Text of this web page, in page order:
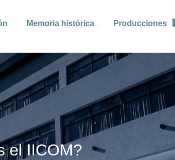
Memoria histórica Producciones
el IICOM?